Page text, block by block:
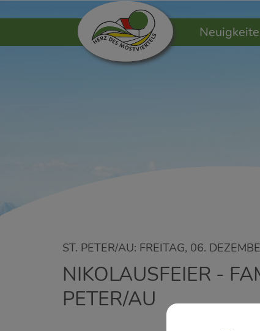
ST. PETER/AU: FREITAG, 06.
NIKOLAUSFEIER -
PETER/AU